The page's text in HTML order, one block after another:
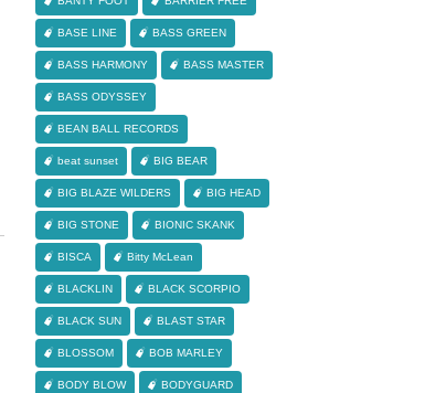
BASE LINE BASS GREEN
BASS HARMONY BASS MASTER
BASS ODYSSEY
BEAN BALL RECORDS
beat sunset BIG BEAR
BIG BLAZE WILDERS BIG HEAD
BIG STONE BIONIC SKANK
BISCA Bitty McLean
BLACKLIN BLACK SCORPIO
BLACK SUN BLAST STAR
BLOSSOM BOB MARLEY
BODY BLOW BODYGUARD